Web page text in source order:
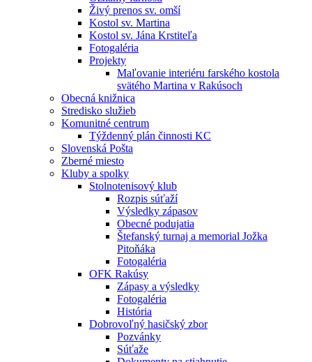
Živý prenos sv. omší
Kostol sv. Martina
Kostol sv. Jána Krstiteľa
Fotogaléria
Projekty
Maľovanie interiéru farského kostola
svätého Martina v Rakúsoch
Obecná knižnica
Stredisko služieb
Komunitné centrum
Týždenný plán činnosti KC
Slovenská Pošta
Zberné miesto
Kluby a spolky
Stolnotenisový klub
Rozpis súťaží
Výsledky zápasov
Obecné podujatia
Štefanský turnaj a memorial Jožka
Pitoňáka
Fotogaléria
OFK Rakúsy
Zápasy a výsledky
Fotogaléria
História
Dobrovoľný hasičský zbor
Pozvánky
Súťaže